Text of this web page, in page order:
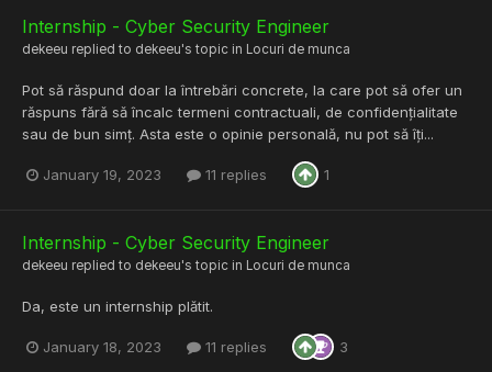
Internship - Cyber Security Engineer
dekeeu replied to dekeeu's topic in Locuri de munca
Pot să răspund doar la întrebări concrete, la care pot să ofer un
răspuns fără să încalc termeni contractuali, de confidențialitate
sau de bun simț. Asta este o opinie personală, nu pot să îți...
January 19, 2023 11 replies 1
Internship - Cyber Security Engineer
dekeeu replied to dekeeu's topic in Locuri de munca
Da, este un internship plătit.
January 18, 2023 11 replies 3